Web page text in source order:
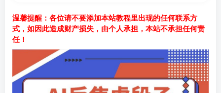
温馨提醒：各位请不要添加本站教程里出现的任何联系方
式，如因此造成财产损失，由个人承担，本站不承担任何责
任！